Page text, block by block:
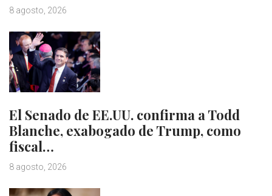
8 agosto, 2026
El Senado de EE.UU. confirma a Todd
Blanche, exabogado de Trump, como
fiscal…
8 agosto, 2026